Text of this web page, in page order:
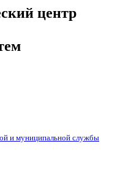
центр
и муниципальной службы